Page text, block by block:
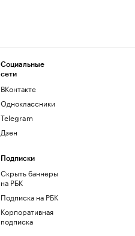
Социальные
сети
ВКонтакте
Одноклассники
Telegram
Дзен
Подписки
Скрыть баннеры
на РБК
Подписка на РБК
Корпоративная
подписка